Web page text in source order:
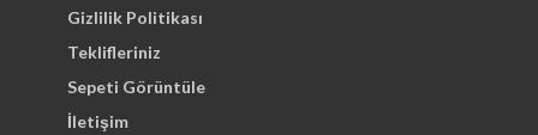
Gizlilik Politikası
Teklifleriniz
Sepeti Görüntüle
İletişim